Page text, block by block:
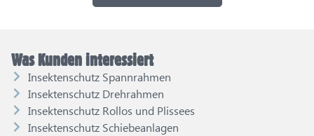
Was Kunden interessiert
Insektenschutz Spannrahmen
Insektenschutz Drehrahmen
Insektenschutz Rollos und Plissees
Insektenschutz Schiebeanlagen